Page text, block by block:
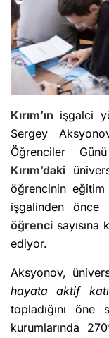
Kırım’ın işgalci
Sergey
Öğrenciler
Kırım’daki
öğrencinin
işgalinden önce
öğrenci
ediyor.
Aksyonov,
hayata aktif
topladığını öne
kurumlarında